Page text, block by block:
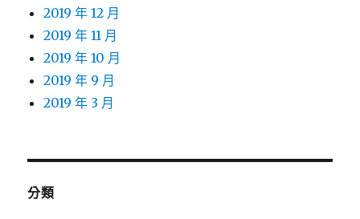
2019 年 12 月
2019 年 11 月
2019 年 10 月
2019 年 9 月
2019 年 3 月
分類